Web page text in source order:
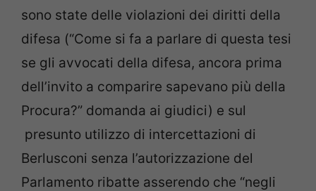
sono state delle violazioni dei diritti della
difesa (“Come si fa a parlare di questa tesi
se gli avvocati della difesa, ancora prima
dell’invito a comparire sapevano più della
Procura?” domanda ai giudici) e sul
presunto utilizzo di intercettazioni di
Berlusconi senza l’autorizzazione del
Parlamento ribatte asserendo che “negli